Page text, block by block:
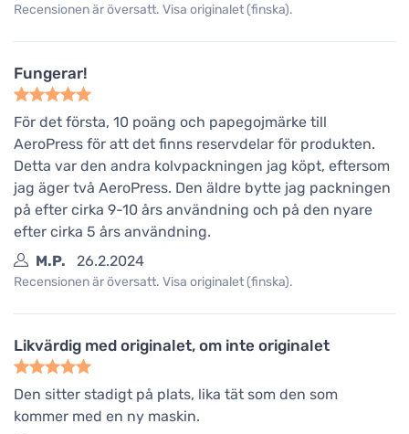
Recensionen är översatt. Visa originalet (finska).
Fungerar!
För det första, 10 poäng och papegojmärke till
AeroPress för att det finns reservdelar för produkten.
Detta var den andra kolvpackningen jag köpt, eftersom
jag äger två AeroPress. Den äldre bytte jag packningen
på efter cirka 9-10 års användning och på den nyare
efter cirka 5 års användning.
M.P.
26.2.2024
Recensionen är översatt. Visa originalet (finska).
Likvärdig med originalet, om inte originalet
Den sitter stadigt på plats, lika tät som den som
kommer med en ny maskin.